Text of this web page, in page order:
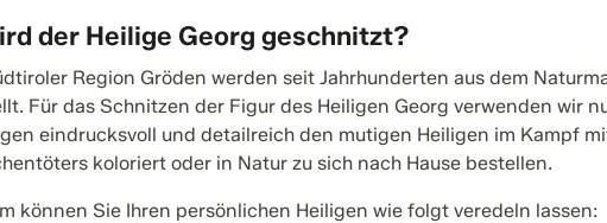
der Heilige Georg geschnitzt?
Region Gröden werden seit Jahrhunderten aus dem
Für das Schnitzen der Figur des Heiligen Georg verwenden wir
eindrucksvoll und detailreich den mutigen Heiligen im Kampf
koloriert oder in Natur zu sich nach Hause bestellen.
können Sie Ihren persönlichen Heiligen wie folgt veredeln lassen: